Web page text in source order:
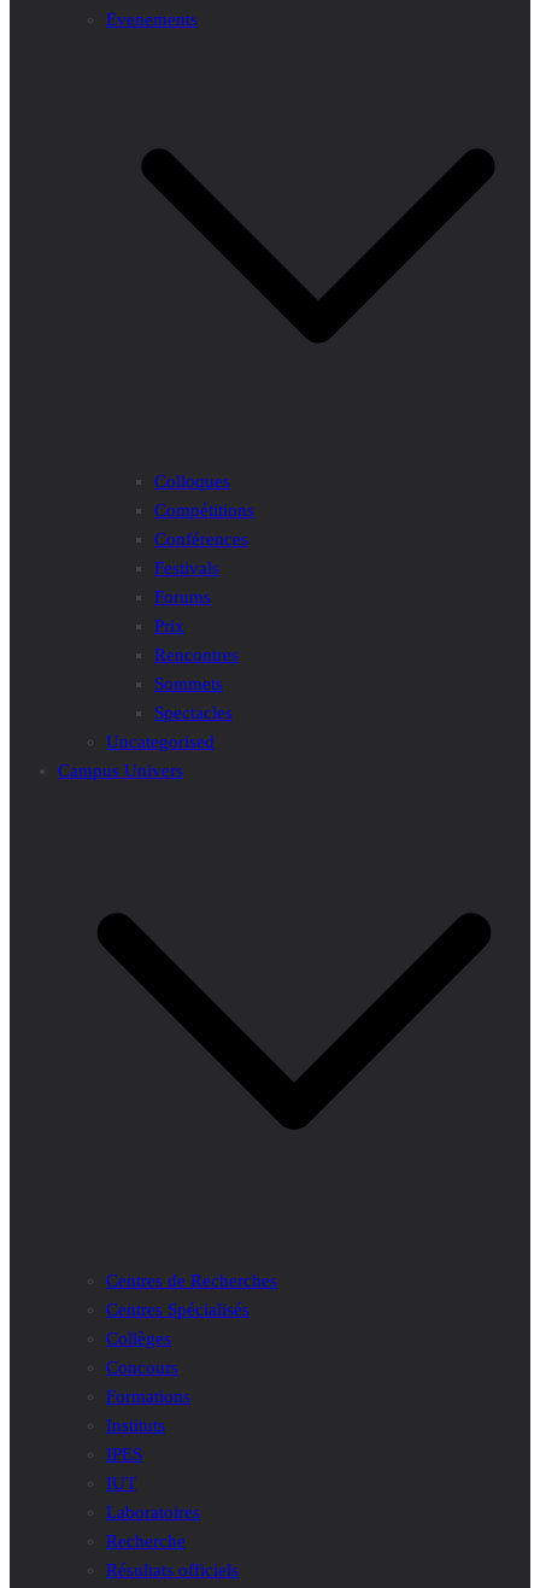
Evenements
Colloques
Compétitions
Conférences
Festivals
Forums
Prix
Rencontres
Sommets
Spectacles
Uncategorised
Campus Univers
Centres de Recherches
Centres Spécialisés
Collèges
Concours
Formations
Instituts
IPES
IUT
Laboratoires
Recherche
Résultats officiels